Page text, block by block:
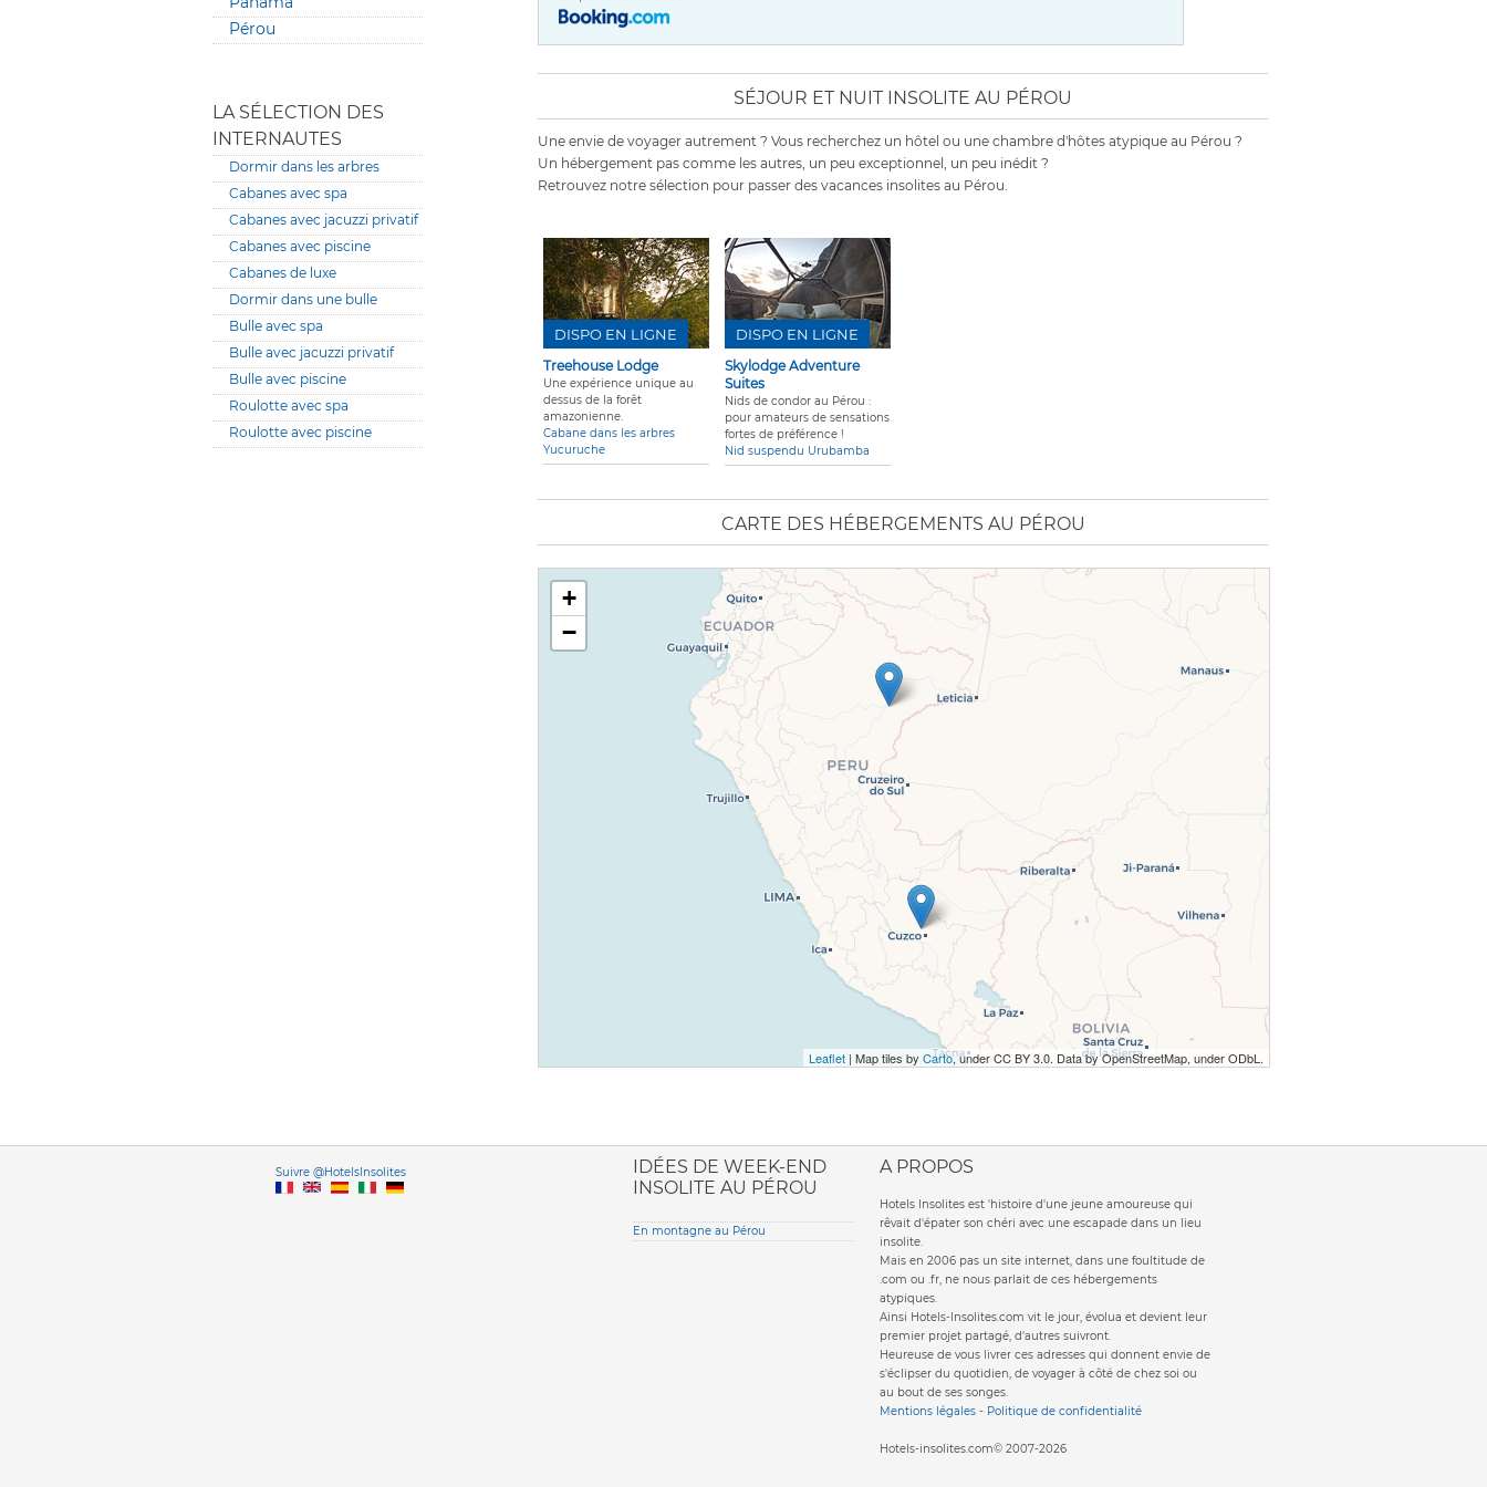
Pérou
LA SÉLECTION DES
INTERNAUTES
Dormir dans les arbres
Cabanes avec spa
Cabanes avec jacuzzi privatif
Cabanes avec piscine
Cabanes de luxe
Dormir dans une bulle
Bulle avec spa
Bulle avec jacuzzi privatif
Bulle avec piscine
Roulotte avec spa
Roulotte avec piscine
SÉJOUR ET NUIT INSOLITE AU PÉROU
Une envie de voyager autrement ? Vous recherchez un hôtel ou une chambre d'hôtes atypique au Pérou ?
Un hébergement pas comme les autres, un peu exceptionnel, un peu inédit ?
Retrouvez notre sélection pour passer des vacances insolites au Pérou.
Treehouse Lodge
Une expérience unique au
dessus de la forêt
amazonienne.
Cabane dans les arbres
Yucuruche
DISPO EN LIGNE
Skylodge Adventure
Suites
Nids de condor au Pérou :
pour amateurs de sensations
fortes de préférence !
Nid suspendu Urubamba
DISPO EN LIGNE
CARTE DES HÉBERGEMENTS AU PÉROU
+
−
Leaflet | Map tiles by Carto, under CC BY 3.0. Data by OpenStreetMap, under ODbL.
Suivre @HotelsInsolitesVersione italiana
IDÉES DE WEEK-END
INSOLITE AU PÉROU
En montagne au Pérou
A PROPOS
Hotels Insolites est 'histoire d'une jeune amoureuse qui
rêvait d'épater son chéri avec une escapade dans un lieu
insolite.
Mais en 2006 pas un site internet, dans une foultitude de
.com ou .fr, ne nous parlait de ces hébergements
atypiques.
Ainsi Hotels-Insolites.com vit le jour, évolua et devient leur
premier projet partagé, d'autres suivront.
Heureuse de vous livrer ces adresses qui donnent envie de
s'éclipser du quotidien, de voyager à côté de chez soi ou
au bout de ses songes.
Mentions légales - Politique de confidentialité
Hotels-insolites.com© 2007-2026